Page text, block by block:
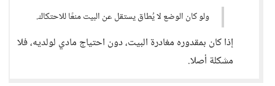
ولو كان الوضع لا يُطاق يستقل عن البيت منعًا للاحتكاك.
إذا كان بمقدوره مغادرة البيت، دون احتياج مادي لولديه، فلا
مشكلة أصلا.